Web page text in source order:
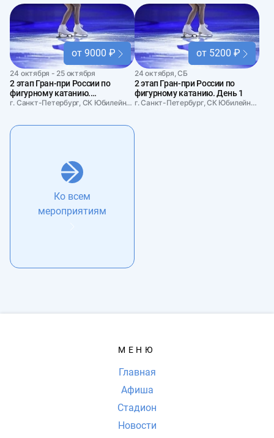
от 9000 ₽
24 октября - 25 октября
2 этап Гран-при России по
фигурному катанию.
Абонемент на два дня
г. Санкт-Петербург, СК Юбилейный
от 5200 ₽
24 октября, СБ
2 этап Гран-при России по
фигурному катанию. День 1
г. Санкт-Петербург, СК Юбилейный
Ко всем
мероприятиям
МЕНЮ
Главная
Афиша
Стадион
Новости